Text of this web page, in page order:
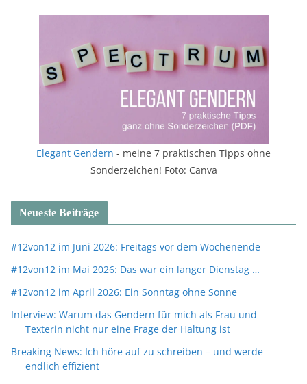
Elegant Gendern - meine 7 praktischen Tipps ohne
Sonderzeichen! Foto: Canva
Neueste Beiträge
#12von12 im Juni 2026: Freitags vor dem Wochenende
#12von12 im Mai 2026: Das war ein langer Dienstag …
#12von12 im April 2026: Ein Sonntag ohne Sonne
Interview: Warum das Gendern für mich als Frau und
Texterin nicht nur eine Frage der Haltung ist
Breaking News: Ich höre auf zu schreiben – und werde
endlich effizient